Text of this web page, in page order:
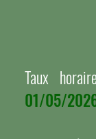
Taux
01/05/